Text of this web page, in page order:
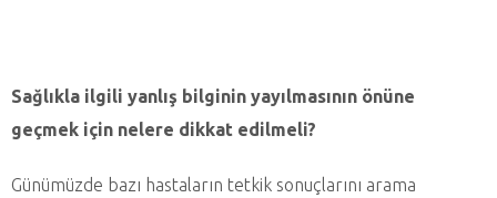
Sağlıkla ilgili yanlış bilginin yayılmasının önüne
geçmek için nelere dikkat edilmeli?
Günümüzde bazı hastaların tetkik sonuçlarını arama